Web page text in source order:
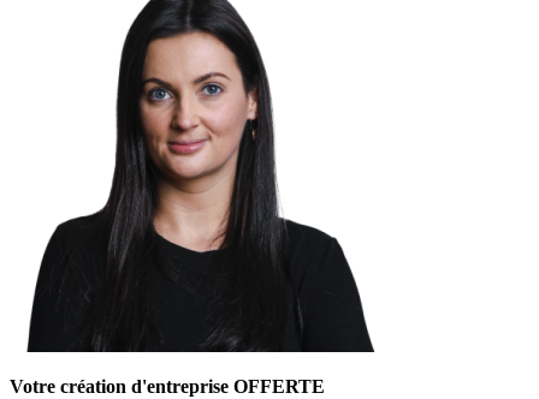
Votre création d'entreprise OFFERTE